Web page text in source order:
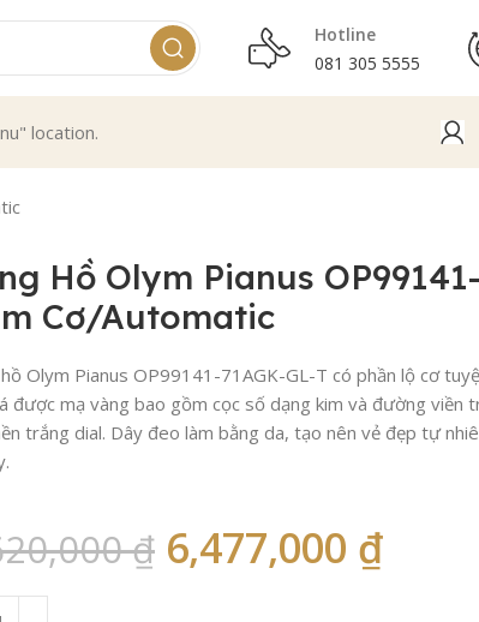
Hotline
081 305 5555
location.
Hồ Olym Pianus
Cơ/Automatic
Olym Pianus OP99141-71AGK-GL-T có phần lộ cơ
được mạ vàng bao gồm cọc số dạng kim và đường viền
trắng dial. Dây đeo làm bằng da, tạo nên vẻ đẹp tự
₫ 6,477,000 ₫